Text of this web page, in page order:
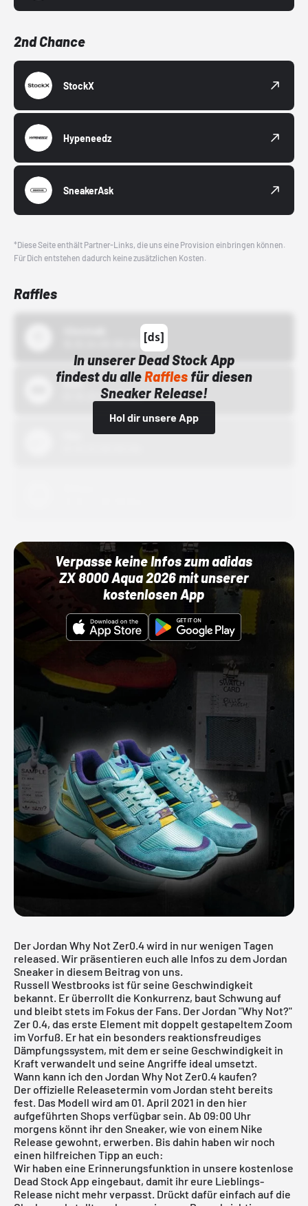
2nd Chance
StockX
Hypeneedz
SneakerAsk
*Diese Seite enthält Partner-Links, die uns eine Provision einbringen können.
Für Dich entstehen dadurch keine zusätzlichen Kosten.
Raffles
In unserer Dead Stock App
findest du alleRafflesfür diesen
Sneaker Release!
Hol dir unsere App
Bstn
01.10.22 00:00 Uhr
Verpasse keine Infos zum adidas
ZX 8000 Aqua 2026 mit unserer
kostenlosen App
Der Jordan Why Not Zer0.4 wird in nur wenigen Tagen
released. Wir präsentieren euch alle Infos zu demJordan
Sneaker in diesem Beitrag von uns.
Russell Westbrooks ist für seine Geschwindigkeit
bekannt. Er überrollt die Konkurrenz, baut Schwung auf
und bleibt stets im Fokus der Fans. Der Jordan "Why Not?"
Zer 0.4, das erste Element mit doppelt gestapeltem Zoom
im Vorfuß. Er hat ein besonders reaktionsfreudiges
Dämpfungssystem, mit dem er seine Geschwindigkeit in
Kraft verwandelt und seine Angriffe ideal umsetzt.
Wann kann ich den Jordan Why Not Zer0.4 kaufen?
Der offizielle Releasetermin vom Jordan steht bereits
fest. Das Modell wird am 01. April 2021 in den hier
aufgeführten Shops verfügbar sein. Ab 09:00 Uhr
morgens könnt ihr den Sneaker, wie von einem Nike
Release gewohnt, erwerben. Bis dahin haben wir noch
einen hilfreichen Tipp an euch:
Wir haben eine Erinnerungsfunktion in unsere kostenlose
Dead Stock App eingebaut, damit ihr eure Lieblings-
Release nicht mehr verpasst. Drückt dafür einfach auf die